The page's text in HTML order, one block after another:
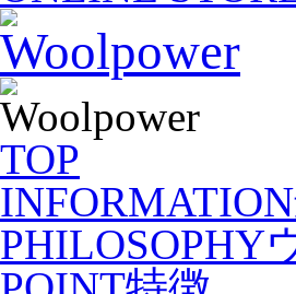
TOP
INFORMATION
PHILOSOPHY